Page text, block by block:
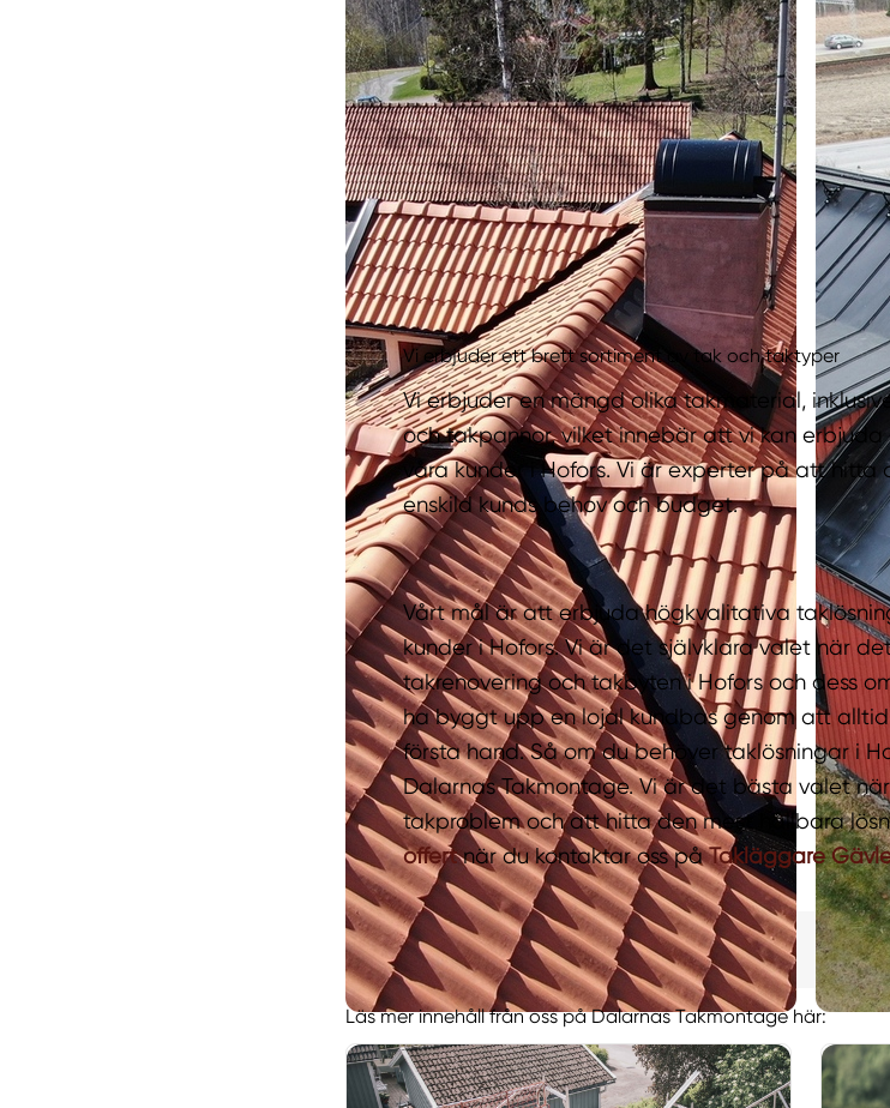
Vi erbjuder ett brett sortiment av tak och taktyper
Vi erbjuder en mängd olika takmaterial,
och takpannor, vilket innebär att vi kan
våra kunder i Hofors. Vi är experter på att hitta
enskild kunds behov och budget.
Vårt mål är att erbjuda högkvalitativa
kunder i Hofors. Vi är det självklara valet när
takrenovering och takbyten i Hofors och dess
ha byggt upp en lojal kundbas genom att
första hand. Så om du behöver taklösningar i
Dalarnas Takmontage. Vi är det bästa valet
takproblem och att hitta den mest hållbara
offertnär du kontaktar oss påTakläggare
Läs mer innehåll från oss på Dalarnas Takmontage här: